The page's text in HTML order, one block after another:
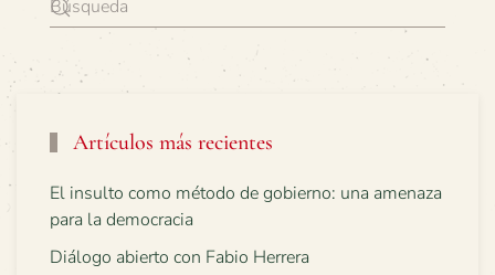
Artículos más recientes
El insulto como método de gobierno: una amenaza
para la democracia
Diálogo abierto con Fabio Herrera